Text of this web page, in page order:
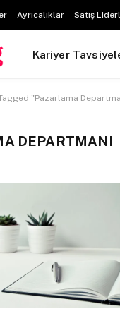
Ayrıcalıklar Satış
Kariyer
"Pazarlama
DEPARTMANI